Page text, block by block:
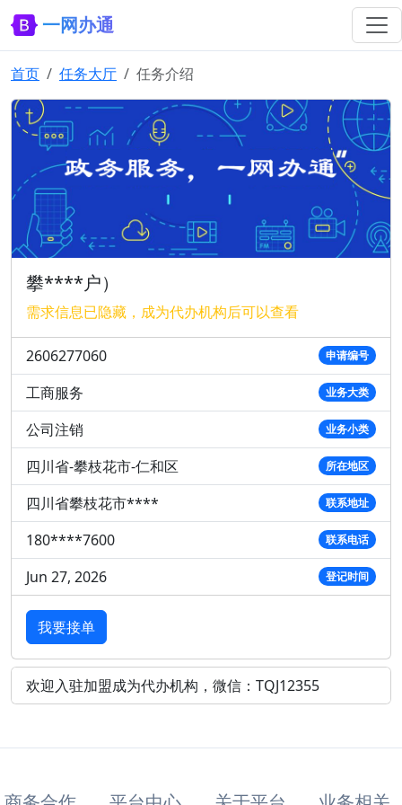
一网办通
首页 任务大厅 任务介绍
攀****户）
需求信息已隐藏，成为代办机构后可以查看
2606277060 申请编号
工商服务 业务大类
公司注销 业务小类
四川省-攀枝花市-仁和区 所在地区
四川省攀枝花市**** 联系地址
180****7600 联系电话
Jun 27, 2026 登记时间
我要接单
欢迎入驻加盟成为代办机构，微信：TQJ12355